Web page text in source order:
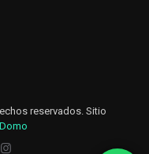
reservados. Sitio